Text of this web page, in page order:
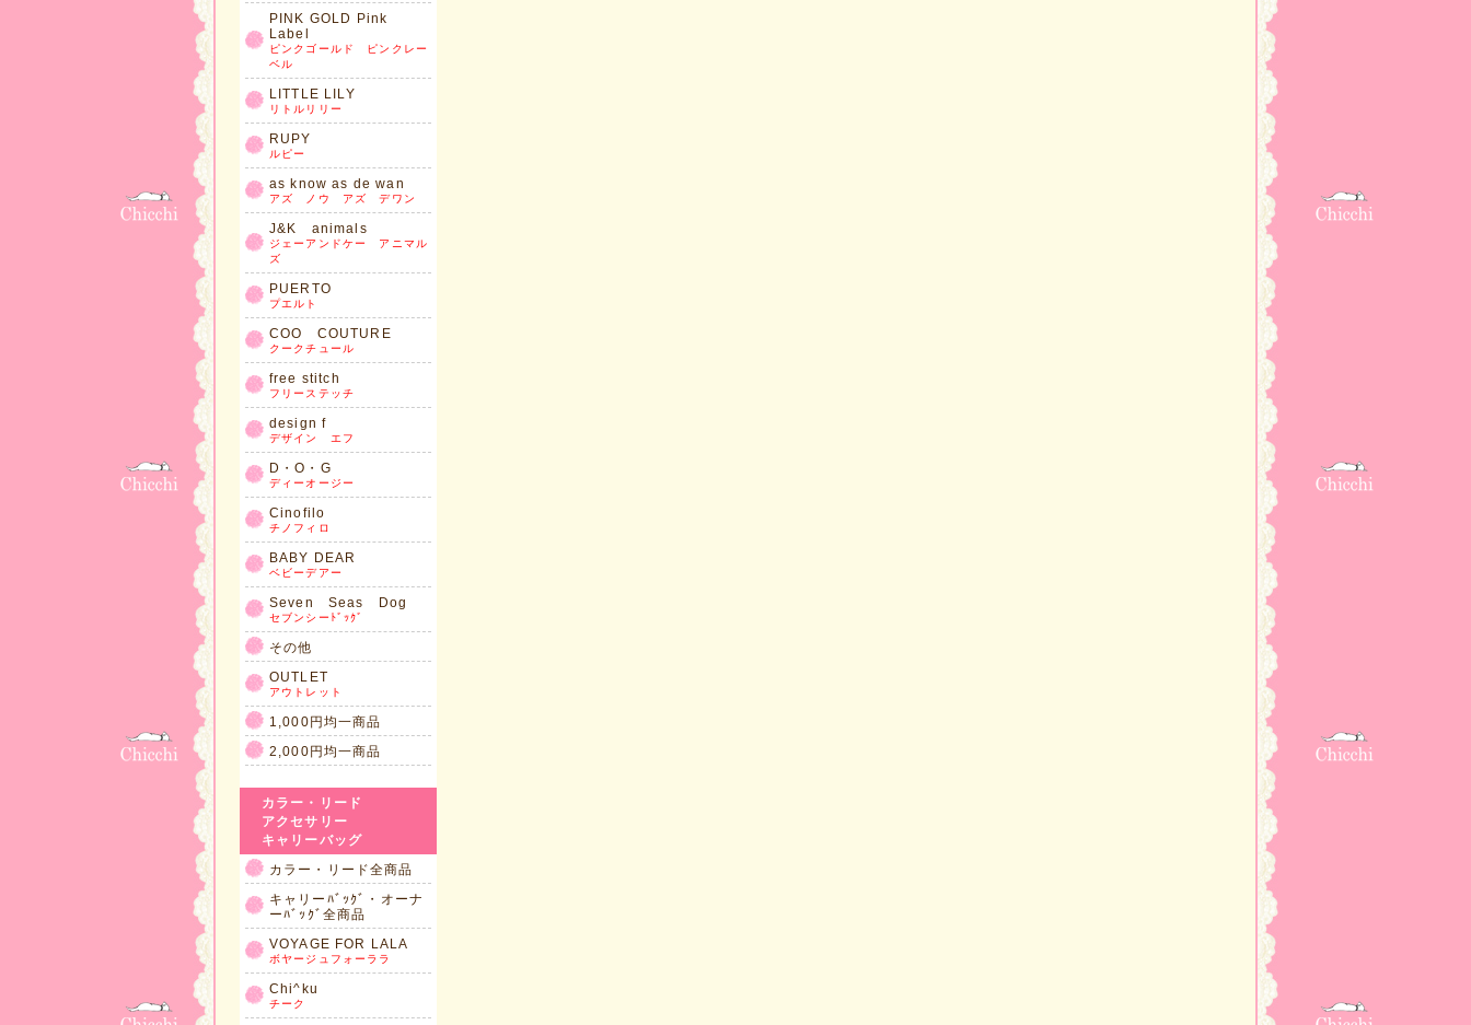
PINK GOLD Pink
Label
ピンクゴールド ピンクレー
ベル
LITTLE LILY
リトルリリー
RUPY
ルピー
as know as de wan
アズ ノウ アズ デワン
J&K animals
ジェーアンドケー アニマル
ズ
PUERTO
プエルト
COO COUTURE
クークチュール
free stitch
フリーステッチ
design f
デザイン エフ
D・O・G
ディーオージー
Cinofilo
チノフィロ
BABY DEAR
ベビーデアー
Seven Seas Dog
セブンシーﾄﾞｯｸﾞ
その他
OUTLET
アウトレット
1,000円均一商品
2,000円均一商品
カラー・リード
アクセサリー
キャリーバッグ
カラー・リード全商品
キャリーﾊﾞｯｸﾞ・オーナ
ーﾊﾞｯｸﾞ全商品
VOYAGE FOR LALA
ボヤージュフォーララ
Chi^ku
チーク